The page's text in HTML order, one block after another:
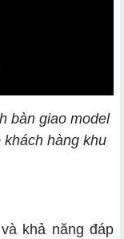
bàn giao model
hàng khu
khả năng đáp